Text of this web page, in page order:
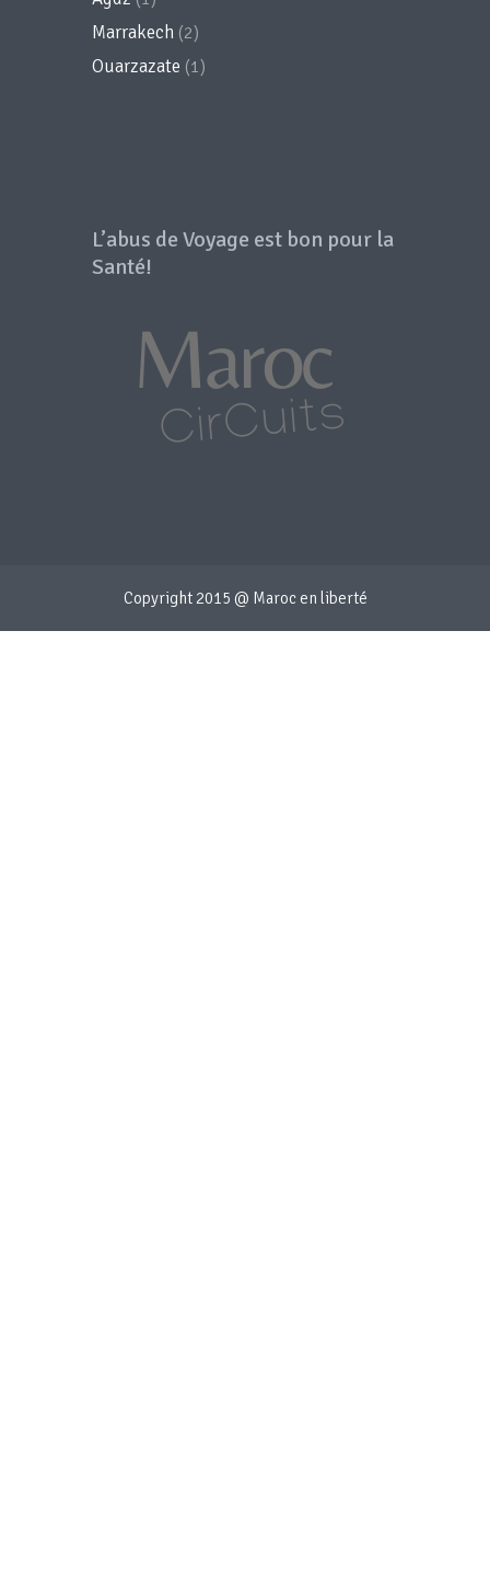
Marrakech (2)
Ouarzazate (1)
L’abus de Voyage est bon pour la
Santé!
Copyright 2015 @ Maroc en liberté